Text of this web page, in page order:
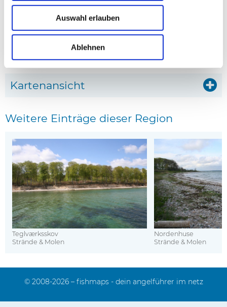
Auswahl erlauben
Ablehnen
Haus G51906 in Bovense, Fünen
Haus G51059 in
Kartenansicht
Weitere Einträge dieser Region
Teglværksskov
Strände & Molen
Nordenhuse
Strände & Molen
© 2008-2026 – fishmaps - dein angelführer im netz